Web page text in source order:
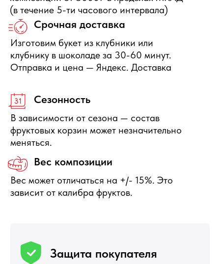
129128, г. Москва, Малахитовая улица
АДРЕС
ИНФОРМАЦИЯ
О магазине
Доставка
Наши преимущества
Награды и достижения
Оплата
Фруктовые корзины
Партнерство
Новогодние корзины 2027
Новый Год
Подарочные корзины
Клубника в шоколаде
Сладкие букеты